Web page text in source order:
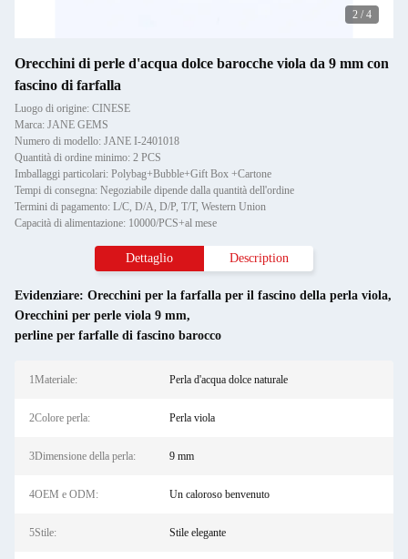
2 / 4
Orecchini di perle d'acqua dolce barocche viola da 9 mm con
fascino di farfalla
Luogo di origine: CINESE
Marca: JANE GEMS
Numero di modello: JANE I-2401018
Quantità di ordine minimo: 2 PCS
Imballaggi particolari: Polybag+Bubble+Gift Box +Cartone
Tempi di consegna: Negoziabile dipende dalla quantità dell'ordine
Termini di pagamento: L/C, D/A, D/P, T/T, Western Union
Capacità di alimentazione: 10000/PCS+al mese
Dettaglio Description
Evidenziare: Orecchini per la farfalla per il fascino della perla viola,
Orecchini per perle viola 9 mm,
perline per farfalle di fascino barocco
1Materiale: Perla d'acqua dolce naturale
2Colore perla: Perla viola
3Dimensione della perla: 9 mm
4OEM e ODM: Un caloroso benvenuto
5Stile: Stile elegante